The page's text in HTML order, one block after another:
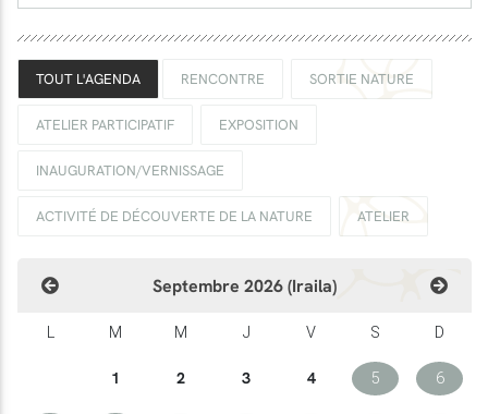
TOUT L'AGENDA RENCONTRE SORTIE NATURE
ATELIER PARTICIPATIF EXPOSITION
INAUGURATION/VERNISSAGE
ACTIVITÉ DE DÉCOUVERTE DE LA NATURE ATELIER
Septembre 2026 (Iraila)
L M M J V S D
1 2 3 4 5 6